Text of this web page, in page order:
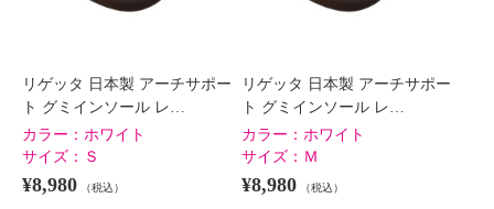
リゲッタ 日本製 アーチサポー
ト グミインソール レ…
カラー： ホワイト
サイズ： Ｓ
¥8,980 （税込）
リゲッタ 日本製 アーチサポー
ト グミインソール レ…
カラー： ホワイト
サイズ： Ｍ
¥8,980 （税込）